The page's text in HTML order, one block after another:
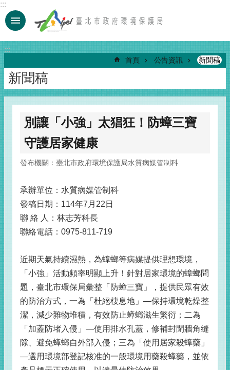
跳到主要內容區塊
:::
:::
首頁 公告資訊 新聞稿
新聞稿
別讓「小強」太猖狂！防蟑三寶
守護居家健康
發布機關：臺北市政府環境保護局水質病媒管制科
承辦單位：水質病媒管制科
發稿日期：114年7月22日
聯 絡 人：林志芳科長
聯絡電話：0975-811-719
近期天氣持續濕熱，為蟑螂等病媒提供理想環境，
「小強」活動頻率明顯上升！針對居家環境的蟑螂問
題，臺北市環保局彙整「防蟑三寶」，提供民眾有效
的防治方式，一為「杜絕棲息地」—保持環境乾燥整
潔，減少雜物堆積，有效防止蟑螂滋生繁衍；二為
「加蓋防堵入侵」—使用排水孔蓋，修補封閉牆角縫
隙、避免蟑螂自外部入侵；三為「使用居家殺蟑藥」
—選用環境部登記核准的一般環境用藥殺蟑藥，並依